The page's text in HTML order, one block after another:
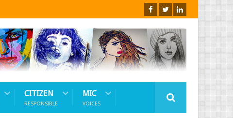
CITIZEN
RESPONSIBLE
MIC
VOICES